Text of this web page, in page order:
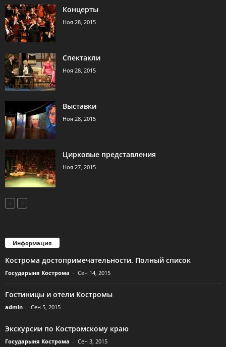
Концерты
Ноя 28, 2015
Спектакли
Ноя 28, 2015
Выставки
Ноя 28, 2015
Цирковые представления
Ноя 27, 2015
Информация
Кострома достопримечательности. Полный список
Государыня Кострома - Сен 14, 2015
Гостиницы и отели Костромы
admin - Сен 5, 2015
Экскурсии по Костромскому краю
Государыня Кострома - Сен 3, 2015